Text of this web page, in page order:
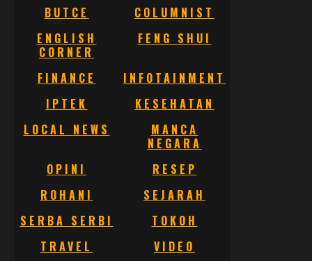
BUTCE
COLUMNIST
ENGLISH
CORNER
FENG SHUI
FINANCE
INFOTAINMENT
IPTEK
KESEHATAN
LOCAL NEWS
MANCA
NEGARA
OPINI
RESEP
ROHANI
SEJARAH
SERBA SERBI
TOKOH
TRAVEL
VIDEO